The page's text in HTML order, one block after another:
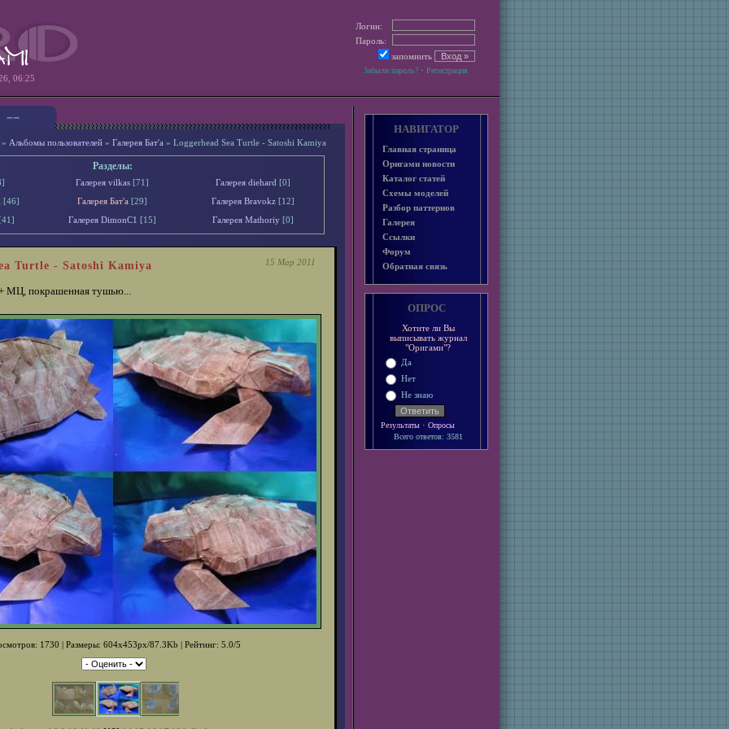
06:25
Логин:
Пароль:
запомнить
Забыли пароль?· Регистрация
» Альбомы пользователей » Галерея Бат'а » Loggerhead Sea Turtle - Satoshi Kamiya
Разделы:
Галерея vilkas [71] Галерея diehard [0]
[46] Галерея Бат'а [29] Галерея Bravokz [12]
Галерея DimonС1 [15] Галерея Mathoriy [0]
Turtle - Satoshi Kamiya
МЦ, покрашенная тушью...
15 Мар 2011
1730 | Размеры: 604x453px/87.3Kb | Рейтинг: 5.0/5
НАВИГАТОР
Главная страница
Оригами новости
Каталог статей
Схемы моделей
Разбор паттернов
Галерея
Ссылки
Форум
Обратная связь
ОПРОС
Хотите ли Вы
выписывать журнал
"Оригами"?
Да
Нет
Не знаю
Результаты · Опросы
Всего ответов: 3581